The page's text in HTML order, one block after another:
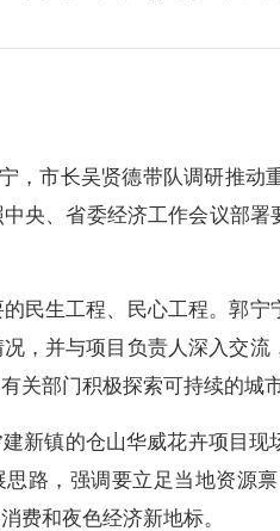
市长吴贤德带队调研推动
央、省委经济工作会议部
生工程、民心工程。郭宁
，并与项目负责人深入交
关部门积极探索可持续的城
镇的仓山华威花卉项目现
路，强调要立足当地资源
费和夜色经济新地标。